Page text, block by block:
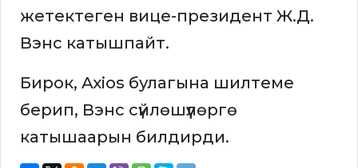
жетектеген вице-президент Ж.Д.
Вэнс катышпайт.
Бирок, Axios булагына шилтеме
берип, Вэнс сүйлөшүүлөргө
катышаарын билдирди.